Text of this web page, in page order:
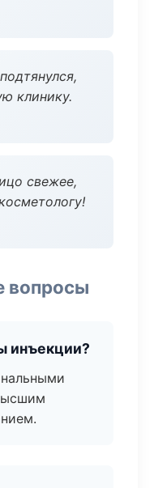
клинику.
свежее,
вопросы
инъекции?